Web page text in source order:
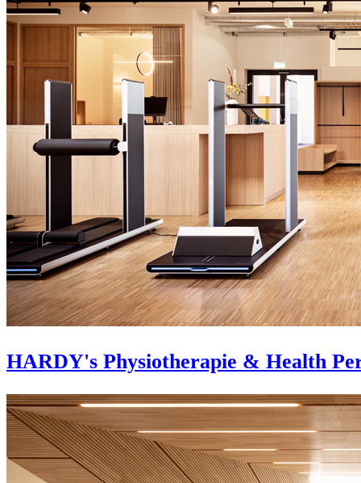
HARDY's Physiotherapie & Health